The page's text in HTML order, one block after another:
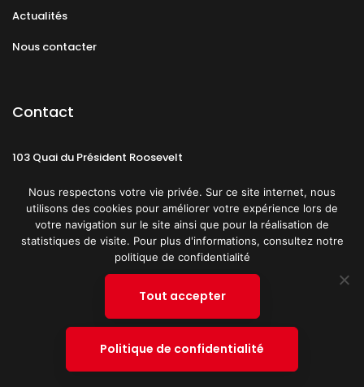
Actualités
Nous contacter
Contact
103 Quai du Président Roosevelt
CGU Politique de confidentialité
© 2019 PATRICK SPICA PRODUCTIONS. Tous droits réservés.
Nous respectons votre vie privée. Sur ce site internet, nous
utilisons des cookies pour améliorer votre expérience lors de
votre navigation sur le site ainsi que pour la réalisation de
statistiques de visite. Pour plus d'informations, consultez notre
politique de confidentialité
Tout accepter
Politique de confidentialité